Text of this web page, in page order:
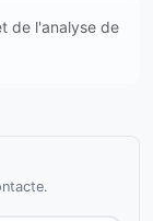
de l'analyse de